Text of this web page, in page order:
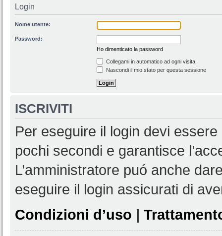
Login
Nome utente:
Password:
Ho dimenticato la password
Collegami in automatico ad ogni visita
Nascondi il mio stato per questa sessione
ISCRIVITI
Per eseguire il login devi
pochi secondi e garantisce
L’amministratore puó anche
eseguire il login assicurati di
Condizioni d’uso |